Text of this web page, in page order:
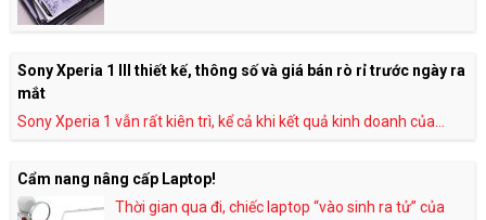
Sony Xperia 1 III thiết kế, thông số và giá bán rò rỉ trước ngày ra
mắt
Sony Xperia 1 vẫn rất kiên trì, kể cả khi kết quả kinh doanh của...
Cẩm nang nâng cấp Laptop!
Thời gian qua đi, chiếc laptop “vào sinh ra tử” của